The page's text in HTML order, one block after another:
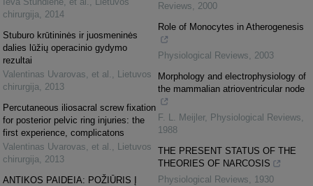
chirurgija, 2014
Stuburo krūtininės ir juosmeninės
dalies lūžių operacinio gydymo
rezultai
Valentinas Uvarovas, et al. , Lietuvos
chirurgija, 2013
Percutaneous iliosacral screw fixation
for posterior pelvic ring injuries: the
first experience, complicatons
Valentinas Uvarovas, et al. , Lietuvos
chirurgija, 2013
ANTIKOS PAIDEIA: POŽIŪRIS Į
Reviews, 2000
Role of Monocytes in Atherogenesis
Physiological Reviews, 2003
Morphology and electrophysiology of
the mammalian atrioventricular node
F. L. Meijler, Physiological Reviews,
1988
THE PRESENT STATUS OF THE
THEORIES OF NARCOSIS
Physiological Reviews, 1930